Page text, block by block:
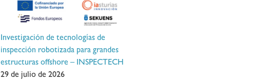
Investigación de tecnologías de
inspección robotizada para grandes
estructuras offshore – INSPECTECH
29 de julio de 2026